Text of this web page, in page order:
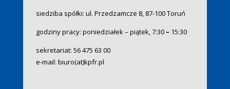
siedziba spółki: ul. Przedzamcze 8, 87-100 Toruń
godziny pracy: poniedziałek – piątek, 7:30– 15:30
sekretariat: 56 475 63 00
e-mail: biuro(at)kpfr.pl